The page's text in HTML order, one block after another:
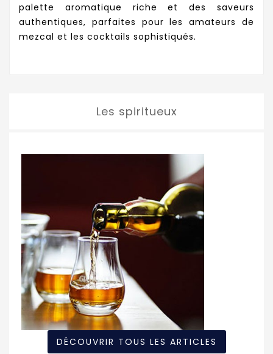
palette aromatique riche et des saveurs
authentiques, parfaites pour les amateurs de
mezcal et les cocktails sophistiqués.
Les spiritueux
DÉCOUVRIR TOUS LES ARTICLES